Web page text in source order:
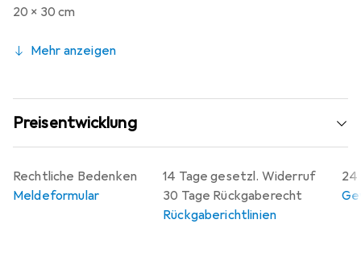
20 x 30 cm
Mehr anzeigen
Preisentwicklung
14 Tage gesetzl. Widerruf
30 Tage Rückgaberecht
Rückgaberichtlinien
24
Rechtliche Bedenken
Meldeformular